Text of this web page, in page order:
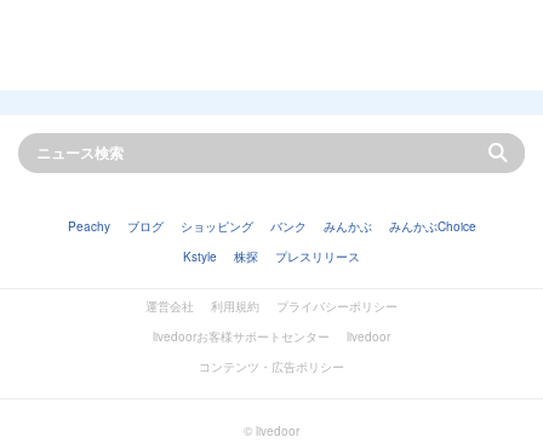
Peachy ブログ ショッピング バンク みんかぶ
みんかぶChoice
Kstyle
株探 プレスリリース
運営会社 利用規約
プライバシーポリシー
livedoorお客様サポートセンター
livedoor
コンテンツ・広告ポリシー
© livedoor